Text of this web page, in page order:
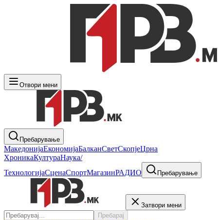
Отвори мени
Пребарување
МакедонијаЕкономијаБалканСветСкопјеЦрна
ХроникаКултураНаука/
ТехнологијаСценаСпортМагазинРАДИО Пребарување
Затвори мени
Пребарај